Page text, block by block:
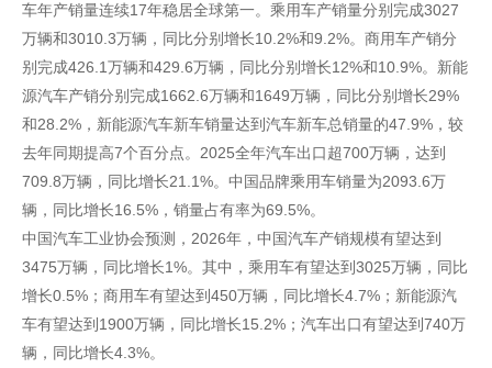
车年产销量连续17年稳居全球第一。乘用车产销量分别完成3027
万辆和3010.3万辆，同比分别增长10.2%和9.2%。商用车产销分
别完成426.1万辆和429.6万辆，同比分别增长12%和10.9%。新能
源汽车产销分别完成1662.6万辆和1649万辆，同比分别增长29%
和28.2%，新能源汽车新车销量达到汽车新车总销量的47.9%，较
去年同期提高7个百分点。2025全年汽车出口超700万辆，达到
709.8万辆，同比增长21.1%。中国品牌乘用车销量为2093.6万
辆，同比增长16.5%，销量占有率为69.5%。
中国汽车工业协会预测，2026年，中国汽车产销规模有望达到
3475万辆，同比增长1%。其中，乘用车有望达到3025万辆，同比
增长0.5%；商用车有望达到450万辆，同比增长4.7%；新能源汽
车有望达到1900万辆，同比增长15.2%；汽车出口有望达到740万
辆，同比增长4.3%。